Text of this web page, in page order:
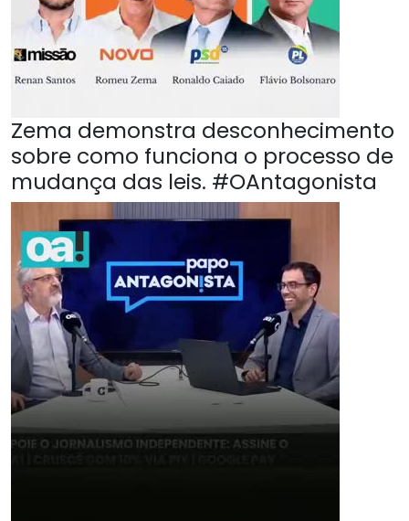
Zema demonstra desconhecimento
sobre como funciona o processo de
mudança das leis. #OAntagonista